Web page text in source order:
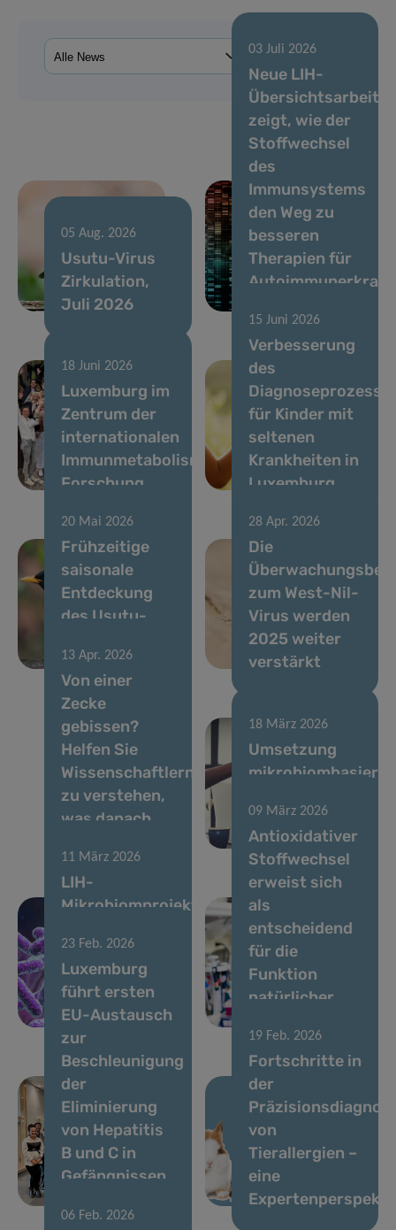
05 Aug. 2026
Usutu-Virus
Zirkulation,
Juli 2026
03 Juli 2026
Neue LIH-
Übersichtsarbeit
zeigt, wie der
Stoffwechsel
des
Immunsystems
den Weg zu
besseren
Therapien für
18 Juni 2026
Luxemburg im
Zentrum der
internationalen
Immunmetabolismus-
Forschung
15 Juni 2026
Verbesserung
des
für Kinder mit
seltenen
Krankheiten in
Luxemburg
20 Mai 2026
Frühzeitige
saisonale
Entdeckung
des Usutu-
2026
28 Apr. 2026
Die
zum West-Nil-
Virus werden
2025 weiter
verstärkt
13 Apr. 2026
Von einer
Zecke
gebissen?
Helfen Sie
Wissenschaftlern
zu verstehen,
was danach
18 März 2026
Umsetzung
die
Darmgesundheit
11 März 2026
LIH-
Mikrobiomprojekt
Unterstützung
durch MSCA
Postdoctoral
Fellowship
09 März 2026
Antioxidativer
Stoffwechsel
erweist sich
als
entscheidend
für die
Funktion
natürlicher
23 Feb. 2026
Luxemburg
führt ersten
EU-Austausch
zur
Beschleunigung
der
Eliminierung
von Hepatitis
B und C in
Gefängnissen
19 Feb. 2026
Fortschritte in
der
von
Tierallergien –
eine
06 Feb. 2026